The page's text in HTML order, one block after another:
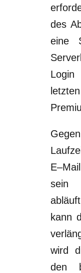
des
eine
L
E–M
sein
kann
wird
den